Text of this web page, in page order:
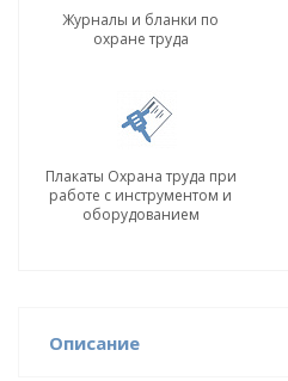
Журналы и бланки по
охране труда
Плакаты Охрана труда при
работе с инструментом и
оборудованием
Описание